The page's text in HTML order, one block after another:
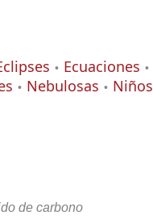
Ecuaciones
Nebulosas Niños
de carbono